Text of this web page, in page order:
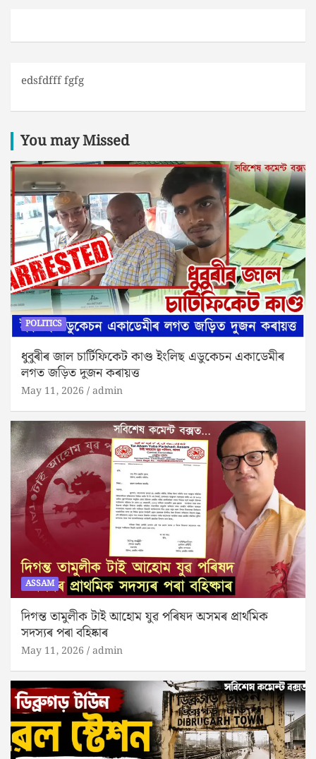
edsfdfff fgfg
You may Missed
POLITICS
ধুবুৰীৰ জাল চাৰ্টিফিকেট কাণ্ড ইংলিছ এডুকেচন একাডেমীৰ
লগত জড়িত দুজন কৰায়ত্ত
May 11, 2026 admin
ASSAM
দিগন্ত তামুলীক টাই আহোম যুৱ পৰিষদ অসমৰ প্রার্থমিক
সদস্যৰ পৰা বহিষ্কাৰ
May 11, 2026 admin